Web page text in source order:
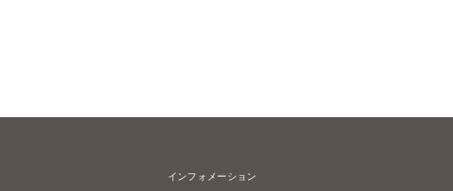
インフォメーション